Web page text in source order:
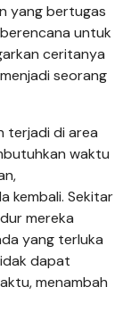
yang bertugas
untuk
ceritanya
seorang
terjadi di area
waktu
kembali. Sekitar
mereka
yang terluka
dapat
menambah